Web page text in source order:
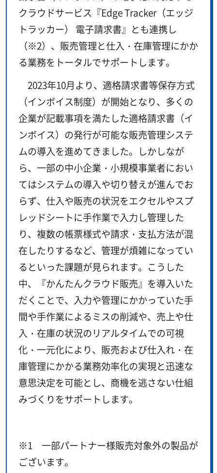
クラウドサービス『Edge Tracker（エッジ
トラッカー） 電子請求書』とも連携し
（※2）、販売管理と仕入・在庫管理にかか
る業務をトータルでサポートします。
2023年10月より、適格請求書等保存方式
（インボイス制度）が開始となり、多くの
企業が記載事項を満たした適格請求書（イ
ンボイス）の発行が可能な販売管理システ
ムの導入を進めてきました。しかしなが
ら、一部の中小企業・小規模事業者におい
てはシステムの導入や切り替えが進んでお
らず、仕入や販売の状況をエクセルやスプ
レッドシートに手作業で入力し管理した
り、複数の帳票様式や請求・支払方法が混
在したりするなど、管理が煩雑になってい
るといった課題が見られます。こうした
中、『かんたんクラウド販売』を導入いた
だくことで、入力や管理にかかっていた手
間や手作業によるミスの削減や、売上や仕
入・在庫の状況のリアルタイムでの可視
化・一元化により、販売および仕入れ・在
庫管理にかかる業務効率化の実現と迅速な
意思決定を可能とし、商機を逃さない仕組
みづくりをサポートします。
※1 一部パートナー様販売対象外の製品が
ございます。